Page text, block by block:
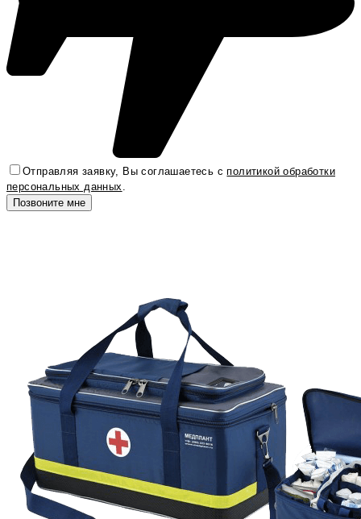
Отправляя заявку, Вы соглашаетесь сполитикой обработки
персональных данных